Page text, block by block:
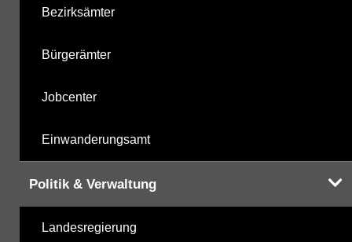
Bezirksämter
Bürgerämter
Jobcenter
Einwanderungsamt
Politik & Verwaltung
Landesregierung